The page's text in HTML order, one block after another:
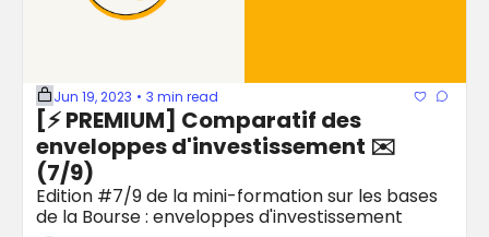
Jun 19, 2023 • 3 min read
[⚡️ PREMIUM] Comparatif des
enveloppes d'investissement ✉️
(7/9)
Edition #7/9 de la mini-formation sur les bases
de la Bourse : enveloppes d'investissement